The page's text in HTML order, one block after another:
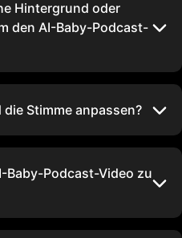
Hintergrund oder
den AI-Baby-Podcast-
Stimme anpassen?
Baby-Podcast-Video zu